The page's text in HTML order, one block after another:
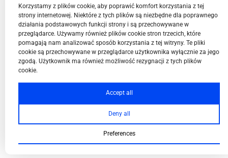
BPN-T Area
BPN-T Offer
Korzystamy z plików cookie, aby poprawić komfort korzystania z tej
strony internetowej. Niektóre z tych plików są niezbędne dla poprawnego
działania podstawowych funkcji strony i są przechowywane w
przeglądarce. Używamy również plików cookie stron trzecich, które
pomagają nam analizować sposób korzystania z tej witryny. Te pliki
cookie są przechowywane w przeglądarce użytkownika wyłącznie za jego
zgodą. Użytkownik ma również możliwość rezygnacji z tych plików
cookie.
Accept all
Deny all
Preferences